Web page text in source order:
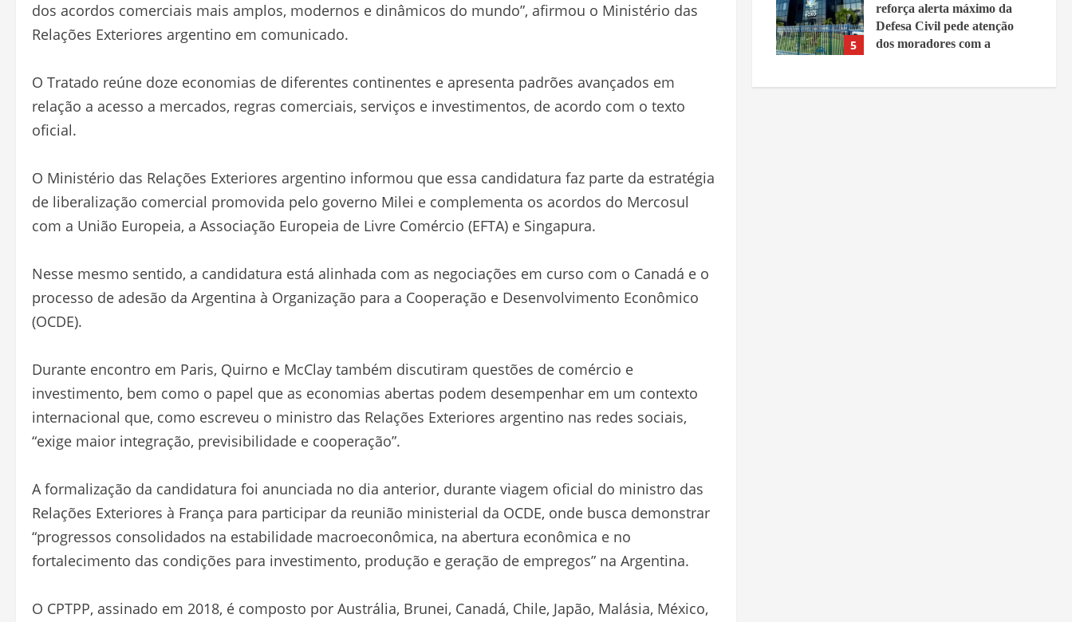
dos acordos comerciais mais amplos, modernos e dinâmicos do mundo”, afirmou o Ministério das
Relações Exteriores argentino em comunicado.
O Tratado reúne doze economias de diferentes continentes e apresenta padrões avançados em
relação a acesso a mercados, regras comerciais, serviços e investimentos, de acordo com o texto
oficial.
O Ministério das Relações Exteriores argentino informou que essa candidatura faz parte da estratégia
de liberalização comercial promovida pelo governo Milei e complementa os acordos do Mercosul
com a União Europeia, a Associação Europeia de Livre Comércio (EFTA) e Singapura.
Nesse mesmo sentido, a candidatura está alinhada com as negociações em curso com o Canadá e o
processo de adesão da Argentina à Organização para a Cooperação e Desenvolvimento Econômico
(OCDE).
Durante encontro em Paris, Quirno e McClay também discutiram questões de comércio e
investimento, bem como o papel que as economias abertas podem desempenhar em um contexto
internacional que, como escreveu o ministro das Relações Exteriores argentino nas redes sociais,
“exige maior integração, previsibilidade e cooperação”.
A formalização da candidatura foi anunciada no dia anterior, durante viagem oficial do ministro das
Relações Exteriores à França para participar da reunião ministerial da OCDE, onde busca demonstrar
“progressos consolidados na estabilidade macroeconômica, na abertura econômica e no
fortalecimento das condições para investimento, produção e geração de empregos” na Argentina.
O CPTPP, assinado em 2018, é composto por Austrália, Brunei, Canadá, Chile, Japão, Malásia, México,
5
reforça alerta máximo da
Defesa Civil pede atenção
dos moradores com a